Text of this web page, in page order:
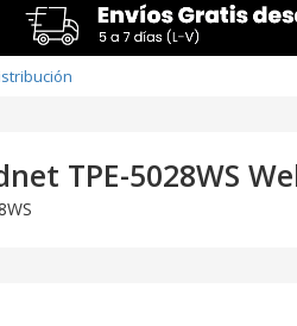
TPE-5028WS